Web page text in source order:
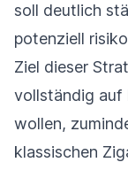
soll deutlich
potenziell
Ziel dieser
vollständig auf
wollen,
klassischen